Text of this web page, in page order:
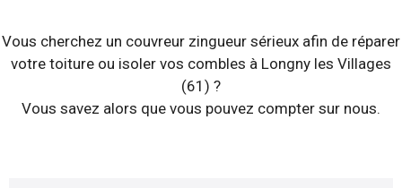
Vous cherchez un couvreur zingueur sérieux afin de réparer
votre toiture ou isoler vos combles à Longny les Villages
(61) ?
Vous savez alors que vous pouvez compter sur nous.